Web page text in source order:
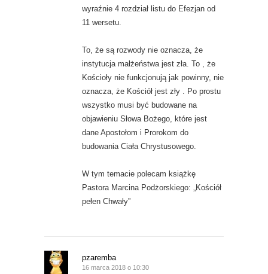
wyraźnie 4 rozdział listu do Efezjan od
11 wersetu.
To, że są rozwody nie oznacza, że
instytucja małżeństwa jest zła. To , że
Kościoły nie funkcjonują jak powinny, nie
oznacza, że Kościół jest zły . Po prostu
wszystko musi być budowane na
objawieniu Słowa Bożego, które jest
dane Apostołom i Prorokom do
budowania Ciała Chrystusowego.
W tym temacie polecam książkę
Pastora Marcina Podżorskiego: „Kościół
pełen Chwały”
pzaremba
16 marca 2018 o 10:30